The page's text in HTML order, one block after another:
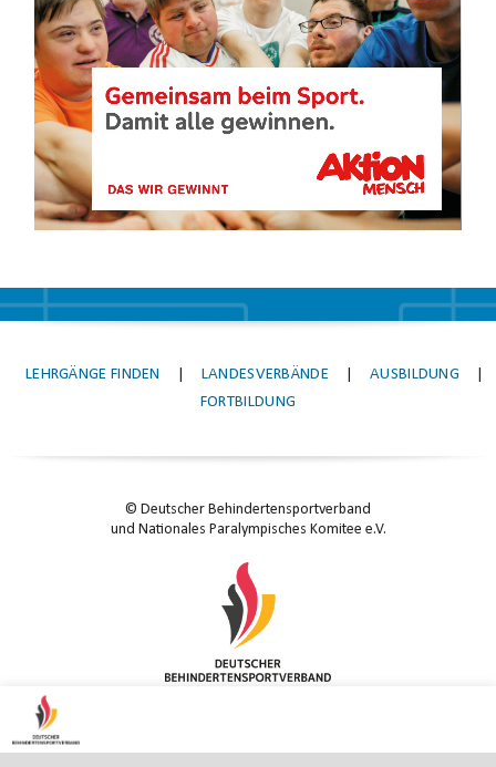
LEHRGÄNGE FINDEN LANDESVERBÄNDE AUSBILDUNG
FORTBILDUNG
© Deutscher Behindertensportverband
und Nationales Paralympisches Komitee e.V.